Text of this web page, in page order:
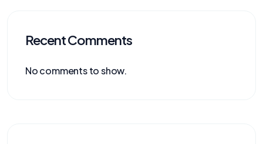
Recent Comments
No comments to show.